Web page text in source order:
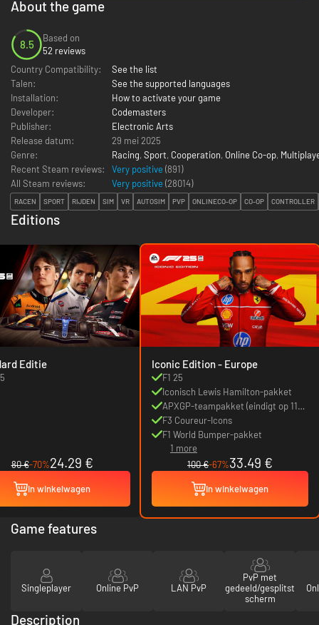
About the game
8.5
Based on
52 reviews
Country Compatibility:
See the list
Talen:
See the supported languages
Installation:
How to activate your game
Developer:
Codemasters
Publisher:
Electronic Arts
Release datum:
29 mei 2025
Genre:
Racing, Sport, Cooperation, Online Co-op,
Recent Steam reviews:
Very positive (891)
All Steam reviews:
Very positive (28014)
RACEN SPORT RIJDEN SIM VR AUTOSIM PVP ONLINECO-OP CO-OP CONTROLLER
Editions
Editie
80 €-70%24.29 €
In winkelwagen
Iconic Edition - Europe
F1 25
Iconisch Lewis Hamilton-pakket
APXGP-teampakket (eindigt op 11
juli)*
F3 Coureur-Icons
F1 World Bumper-pakket
1 more
100 €-67%33.49 €
In winkelwagen
Game features
Singleplayer Online PvP LAN PvP
PvP met
gedeeld/gesplitst
scherm
Description